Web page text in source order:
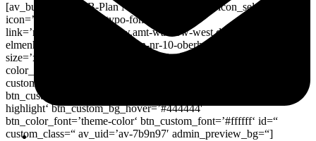
[av_button label=’B-Plan Nr. 10 „Oberhagen“‚ icon_select=’no‘
icon=’ue800′ font=’entypo-fontello‘
link=’manually,https://www.amt-warnow-west.de/gemeinde-
elmenhorst-lichtenhagen-b-plan-nr-10-oberhagen/‘ link_target=“
size=’x-large‘ position=’center‘ label_display=“ title_attr=“
color_options=“ color=’theme-color‘ custom_bg=’#444444′
custom_font=’#ffffff‘ btn_color_bg=’theme-color‘
btn_custom_bg=’#444444′ btn_color_bg_hover=’theme-color-
highlight‘ btn_custom_bg_hover=’#444444′
btn_color_font=’theme-color‘ btn_custom_font=’#ffffff‘ id=“
custom_class=“ av_uid=’av-7b9n97′ admin_preview_bg=“]